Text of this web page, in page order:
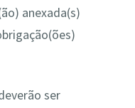
anexada(s)
ser